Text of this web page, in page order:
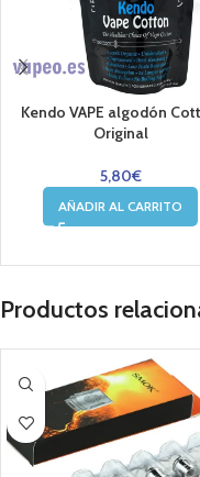
Kendo VAPE algodón
Original
5,80€
AÑADIR AL CARRITO
Productos